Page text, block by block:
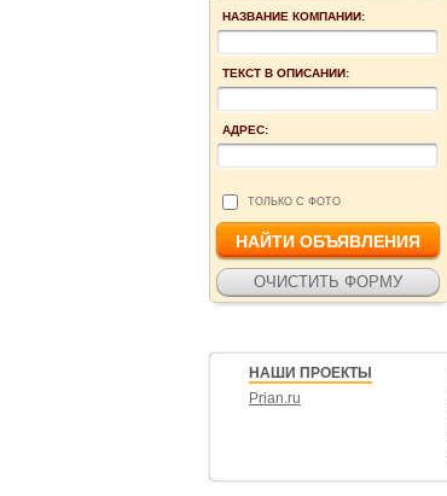
НАЗВАНИЕ КОМПАНИИ:
ТЕКСТ В ОПИСАНИИ:
АДРЕС:
ТОЛЬКО С ФОТО
НАШИ ПРОЕКТЫ
Prian.ru